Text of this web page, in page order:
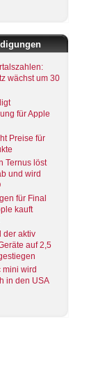
wächst um 30
für Apple
Preise für
Ternus löst
und wird
für Final
kauft
der aktiv
auf 2,5
mini wird
in den USA